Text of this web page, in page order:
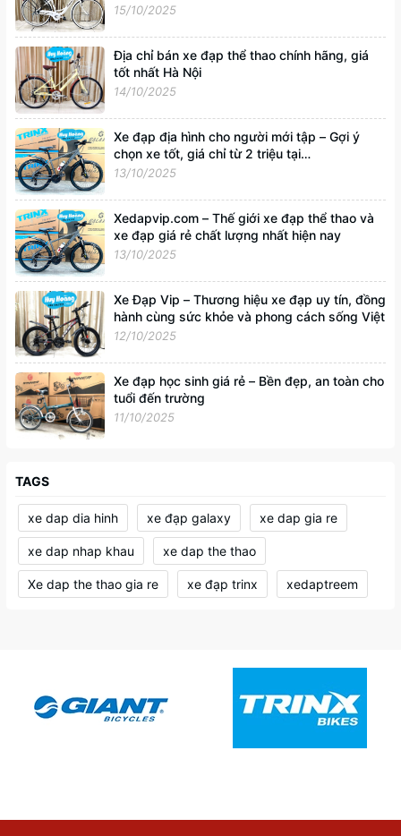
15/10/2025
Địa chỉ bán xe đạp thể thao chính hãng, giá
tốt nhất Hà Nội
14/10/2025
Xe đạp địa hình cho người mới tập – Gợi ý
chọn xe tốt, giá chỉ từ 2 triệu tại
Xedapvip.com
13/10/2025
Xedapvip.com – Thế giới xe đạp thể thao và
xe đạp giá rẻ chất lượng nhất hiện nay
13/10/2025
Xe Đạp Vip – Thương hiệu xe đạp uy tín, đồng
hành cùng sức khỏe và phong cách sống Việt
12/10/2025
Xe đạp học sinh giá rẻ – Bền đẹp, an toàn cho
tuổi đến trường
11/10/2025
TAGS
xe dap dia hinh xe đạp galaxy xe dap gia re
xe dap nhap khau xe dap the thao
Xe dap the thao gia re xe đạp trinx xedaptreem